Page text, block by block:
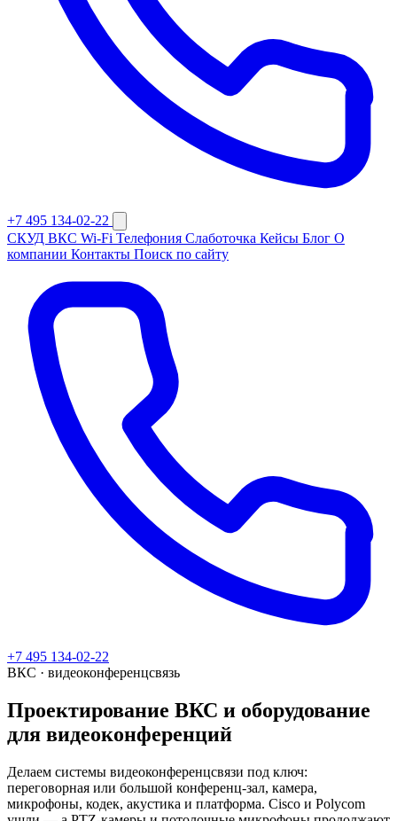
+7 495 134-02-22
СКУД ВКС Wi-Fi Телефония Слаботочка Кейсы Блог О
компании Контакты Поиск по сайту
+7 495 134-02-22
ВКС · видеоконференцсвязь
Проектирование ВКС и оборудование
для видеоконференций
Делаем системы видеоконференцсвязи под ключ:
переговорная или большой конференц-зал, камера,
микрофоны, кодек, акустика и платформа. Cisco и Polycom